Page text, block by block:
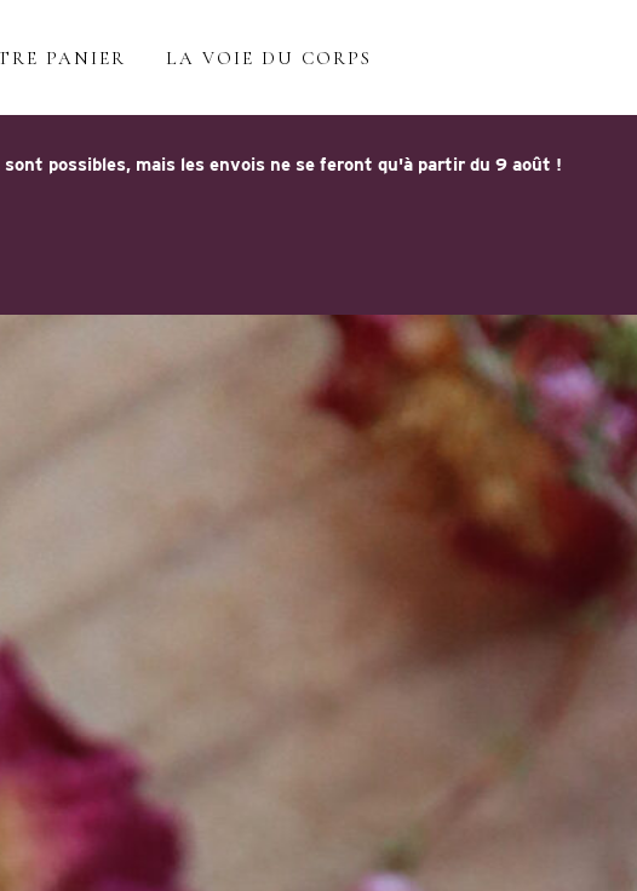
PANIER LA VOIE DU CORPS
possibles, mais les envois ne se feront qu'à partir du 9 août !